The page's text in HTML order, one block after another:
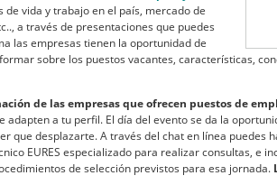
de vida y trabajo en el país, mercado de
a través de presentaciones que puedes
las empresas tienen la oportunidad de
sobre los puestos vacantes, características,
de las empresas que ofrecen puestos de
adapten a tu perfil. El día del evento se da la
que desplazarte. A través del chat en línea puedes
EURES especializado para realizar consultas, e
de selección previstos para esa jornada.